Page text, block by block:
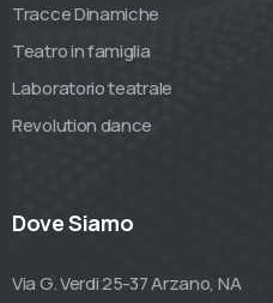
Tracce Dinamiche
Teatro in famiglia
Laboratorio teatrale
Revolution dance
Dove Siamo
Via G. Verdi 25-37 Arzano, NA